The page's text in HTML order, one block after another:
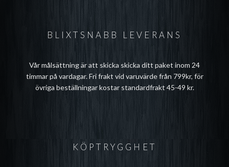
BLIXTSNABB LEVERANS
Vår målsättning är att skicka skicka ditt paket inom 24
timmar på vardagar. Fri frakt vid varuvärde från 799kr, för
övriga beställningar kostar standardfrakt 45-49 kr.
KÖPTRYGGHET